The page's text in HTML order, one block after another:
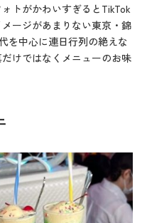
トがかわいすぎるとTikTok
ージがあまりない東京・錦
を中心に連日行列の絶えな
けではなくメニューのお味